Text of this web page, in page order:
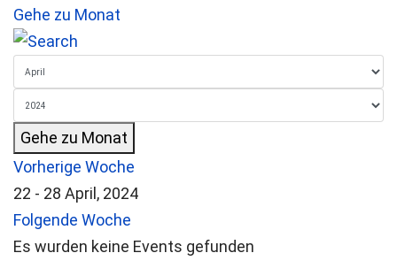
Gehe zu Monat
Gehe zu Monat
Vorherige Woche
22 - 28 April, 2024
Folgende Woche
Es wurden keine Events gefunden